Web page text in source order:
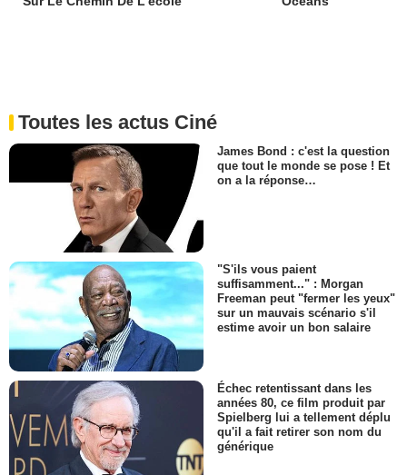
Toutes les actus Ciné
James Bond : c'est la question
que tout le monde se pose ! Et
on a la réponse…
"S'ils vous paient
suffisamment..." : Morgan
Freeman peut "fermer les yeux"
sur un mauvais scénario s'il
estime avoir un bon salaire
Échec retentissant dans les
années 80, ce film produit par
Spielberg lui a tellement déplu
qu'il a fait retirer son nom du
générique